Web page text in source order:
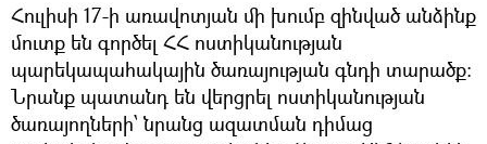
Հուլիսի 17-ի առավոտյան մի խումբ զինված անձինք
մուտք են գործել ՀՀ ոստիկանության
պարեկապահակային ծառայության գնդի տարածք։
Նրանք պատանդ են վերցրել ոստիկանության
ծառայողների՝ նրանց ազատման դիմաց